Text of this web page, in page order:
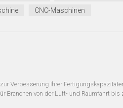
CNC-Maschinen
Verbesserung Ihrer
Branchen von der Luft- und Raumfahrt bis